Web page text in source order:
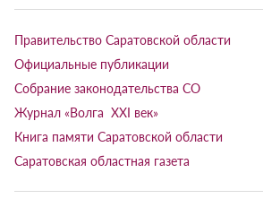
Правительство Саратовской области
Официальные публикации
Собрание законодательства СО
Журнал «Волга XXI век»
Книга памяти Саратовской области
Саратовская областная газета